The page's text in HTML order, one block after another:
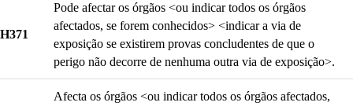
H371
Pode afectar os órgãos <ou indicar todos os órgãos
afectados, se forem conhecidos> <indicar a via de
exposição se existirem provas concludentes de que o
perigo não decorre de nenhuma outra via de exposição>.
Afecta os órgãos <ou indicar todos os órgãos afectados,